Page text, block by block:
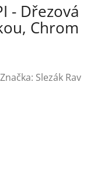
- Dřezová
Chrom
Značka: Slezák Rav